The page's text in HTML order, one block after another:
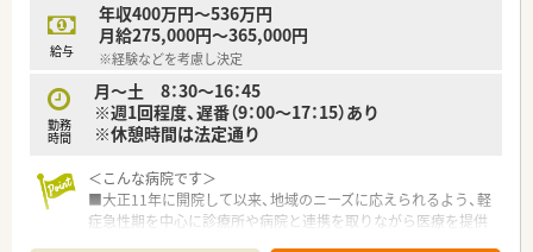
給与
年収400万円～536万円
月給275,000円～365,000円
※経験などを考慮し決定
勤務
時間
月～土 8：30～16：45
※週1回程度、遅番（9：00～17：15）あり
※休憩時間は法定通り
＜こんな病院です＞
■大正11年に開院して以来、地域のニーズに応えられるよう、軽
症急性期を中心に診療所や病院と連携を取りながら医療を提供